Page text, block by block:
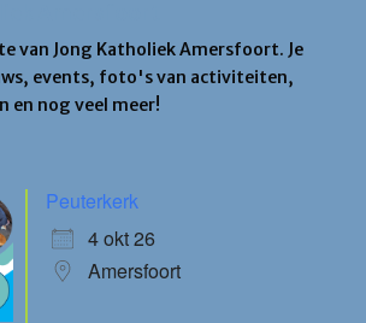
van Jong Katholiek Amersfoort. Je
events, foto's van activiteiten,
en nog veel meer!
Peuterkerk
4 okt 26
Amersfoort